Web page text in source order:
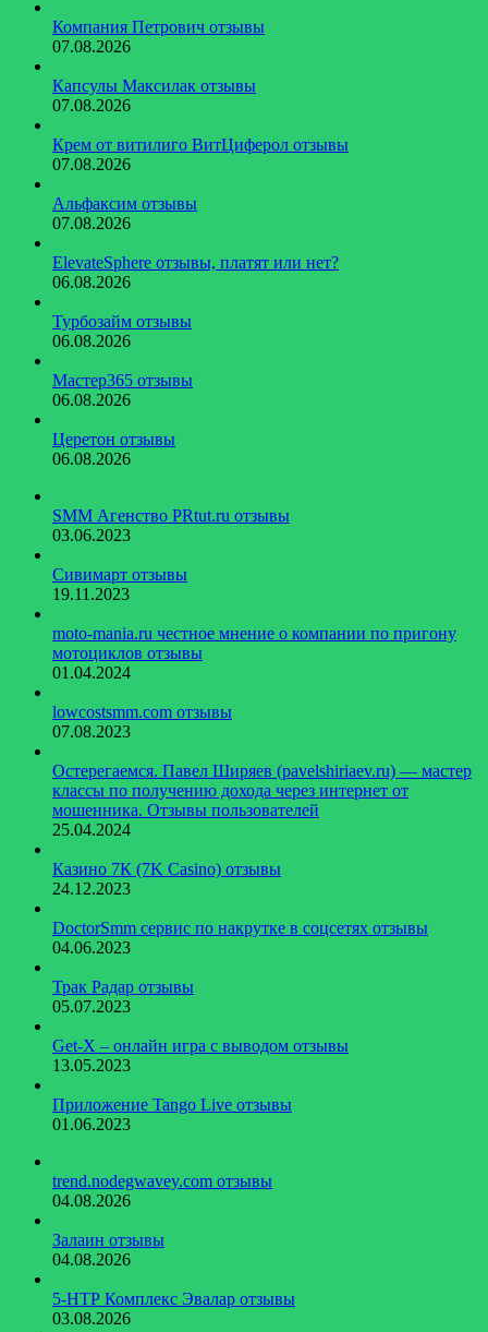
Компания Петрович отзывы
07.08.2026
Капсулы Максилак отзывы
07.08.2026
Крем от витилиго ВитЦиферол отзывы
07.08.2026
Альфаксим отзывы
07.08.2026
ElevateSphere отзывы, платят или нет?
06.08.2026
Турбозайм отзывы
06.08.2026
Мастер365 отзывы
06.08.2026
Церетон отзывы
06.08.2026
SMM Агенство PRtut.ru отзывы
03.06.2023
Сивимарт отзывы
19.11.2023
moto-mania.ru честное мнение о компании по пригону
мотоциклов отзывы
01.04.2024
lowcostsmm.com отзывы
07.08.2023
Остерегаемся. Павел Ширяев (pavelshiriaev.ru) — мастер
классы по получению дохода через интернет от
мошенника. Отзывы пользователей
25.04.2024
Казино 7К (7K Casino) отзывы
24.12.2023
DoctorSmm сервис по накрутке в соцсетях отзывы
04.06.2023
Трак Радар отзывы
05.07.2023
Get-X – онлайн игра с выводом отзывы
13.05.2023
Приложение Tango Live отзывы
01.06.2023
trend.nodegwavey.com отзывы
04.08.2026
Залаин отзывы
04.08.2026
5-НТР Комплекс Эвалар отзывы
03.08.2026